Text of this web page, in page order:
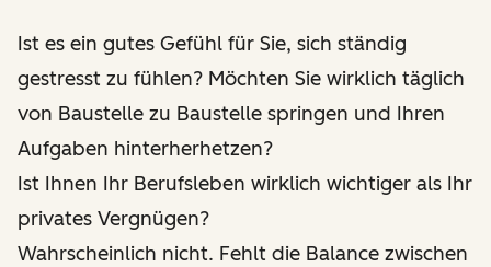
Ist es ein gutes Gefühl für Sie, sich ständig
gestresst zu fühlen? Möchten Sie wirklich täglich
von Baustelle zu Baustelle springen und Ihren
Aufgaben hinterherhetzen?
Ist Ihnen Ihr Berufsleben wirklich wichtiger als Ihr
privates Vergnügen?
Wahrscheinlich nicht. Fehlt die Balance zwischen